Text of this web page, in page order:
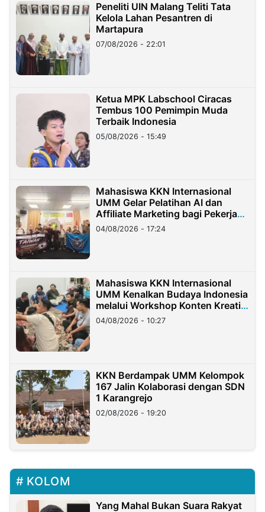
Peneliti UIN Malang Teliti Tata
Kelola Lahan Pesantren di
Martapura
07/08/2026 - 22:01
Ketua MPK Labschool Ciracas
Tembus 100 Pemimpin Muda
Terbaik Indonesia
05/08/2026 - 15:49
Mahasiswa KKN Internasional
UMM Gelar Pelatihan AI dan
Affiliate Marketing bagi Pekerja
Migran Indonesia di Taiwan
04/08/2026 - 17:24
Mahasiswa KKN Internasional
UMM Kenalkan Budaya Indonesia
melalui Workshop Konten Kreatif
di Taiwan
04/08/2026 - 10:27
KKN Berdampak UMM Kelompok
167 Jalin Kolaborasi dengan SDN
1 Karangrejo
02/08/2026 - 19:20
KOLOM
Yang Mahal Bukan Suara Rakyat